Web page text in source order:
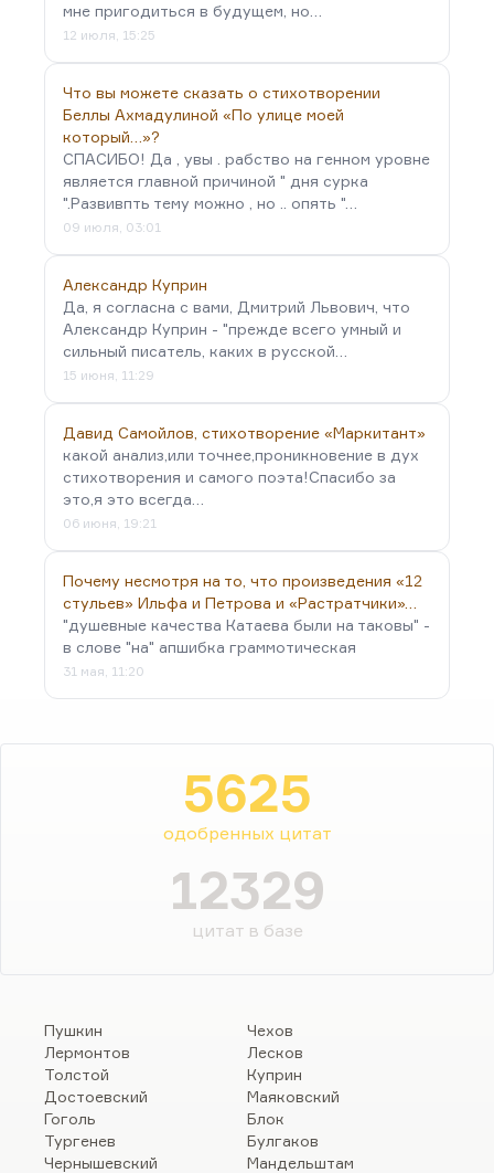
мне пригодиться в будущем, но…
12 июля, 15:25
Что вы можете сказать о стихотворении
Беллы Ахмадулиной «По улице моей
который…»?
СПАСИБО! Да , увы . рабство на генном уровне
является главной причиной " дня сурка
".Развивпть тему можно , но .. опять "…
09 июля, 03:01
Александр Куприн
Да, я согласна с вами, Дмитрий Львович, что
Александр Куприн - "прежде всего умный и
сильный писатель, каких в русской…
15 июня, 11:29
Давид Самойлов, стихотворение «Маркитант»
какой анализ,или точнее,проникновение в дух
стихотворения и самого поэта!Спасибо за
это,я это всегда…
06 июня, 19:21
Почему несмотря на то, что произведения «12
стульев» Ильфа и Петрова и «Растратчики»…
"душевные качества Катаева были на таковы" -
в слове "на" апшибка граммотическая
31 мая, 11:20
5625
одобренных цитат
12329
цитат в базе
Пушкин
Лермонтов
Толстой
Достоевский
Гоголь
Тургенев
Чернышевский
Чехов
Лесков
Куприн
Маяковский
Блок
Булгаков
Мандельштам